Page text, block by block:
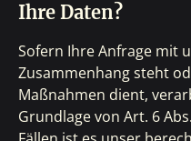
Ihre Daten?
Sofern Ihre Anfrage mit
Zusammenhang steht
Maßnahmen dient,
Grundlage von Art. 6